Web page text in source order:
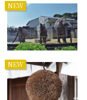
NEW
NEW